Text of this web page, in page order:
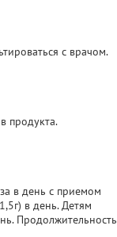
с врачом.
продукта.
в день с приемом
в день. Детям
Продолжительность